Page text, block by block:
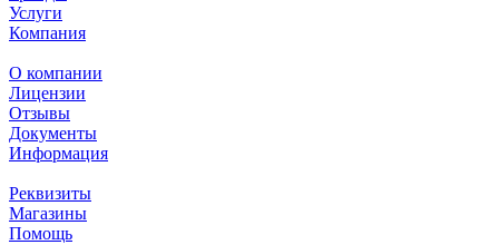
Услуги
Компания
О компании
Лицензии
Отзывы
Документы
Информация
Реквизиты
Магазины
Помощь